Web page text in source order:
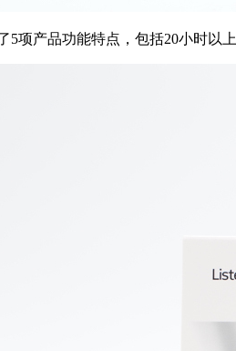
5项产品功能特点，包括20小时以